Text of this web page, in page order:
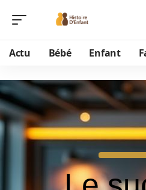
Actu Bébé Enfant